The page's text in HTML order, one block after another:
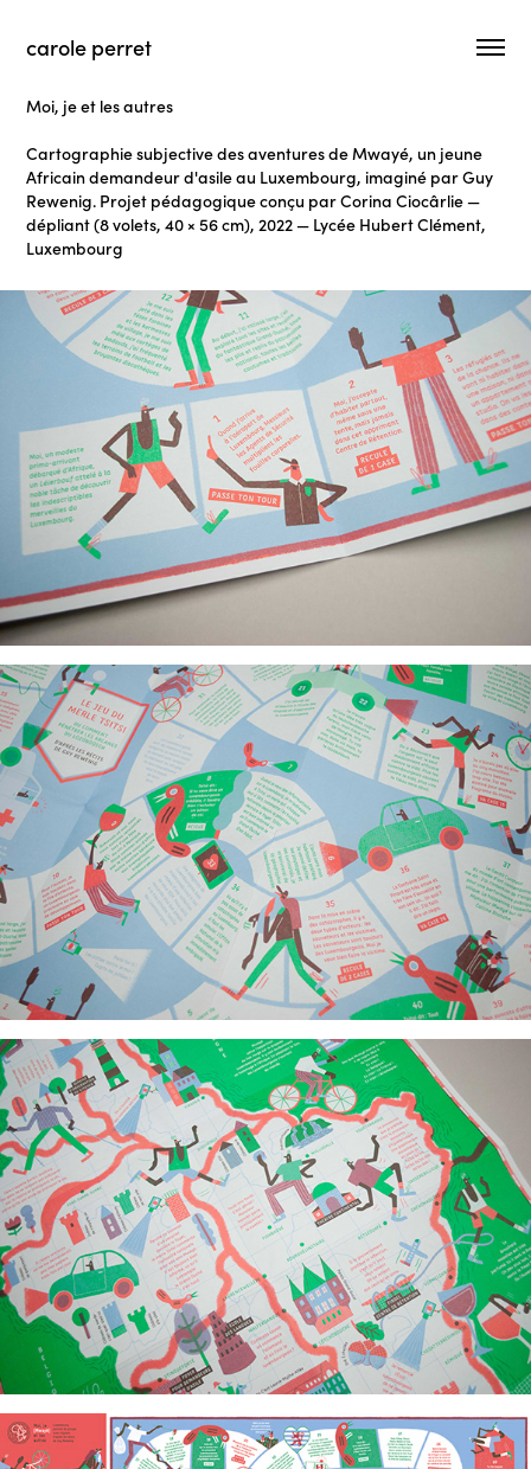
carole perret
Moi, je et les autres
Cartographie subjective des aventures de Mwayé, un jeune
Africain demandeur d'asile au Luxembourg, imaginé par Guy
Rewenig. Projet pédagogique conçu par Corina Ciocârlie —
dépliant (8 volets, 40 × 56 cm), 2022 — Lycée Hubert Clément,
Luxembourg